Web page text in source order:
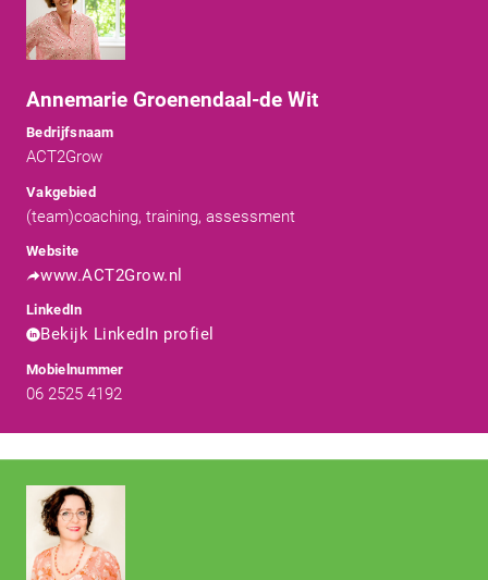
Annemarie Groenendaal-de Wit
Bedrijfsnaam
ACT2Grow
Vakgebied
(team)coaching, training, assessment
Website
www.ACT2Grow.nl
LinkedIn
Bekijk LinkedIn profiel
Mobielnummer
06 2525 4192